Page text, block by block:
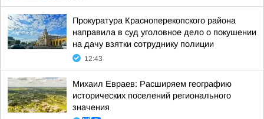
Прокуратура Красноперекопского района
направила в суд уголовное дело о покушении
на дачу взятки сотруднику полиции
12:43
Михаил Евраев: Расширяем географию
исторических поселений регионального
значения